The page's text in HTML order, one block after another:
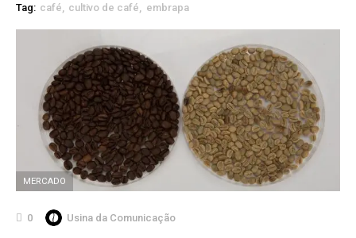
Tag: café cultivo de café embrapa
MERCADO
0 Usina da Comunicação